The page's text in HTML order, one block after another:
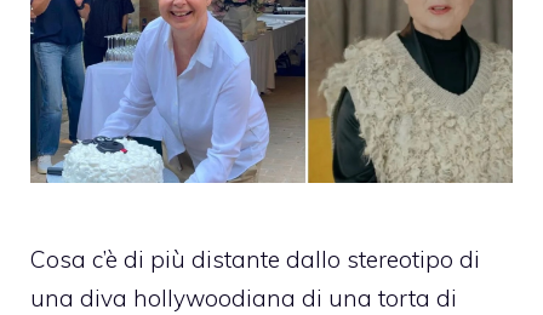
Cosa c’è di più distante dallo stereotipo di
una diva hollywoodiana di una torta di